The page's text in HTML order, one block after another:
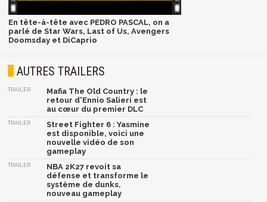
En tête-à-tête avec PEDRO PASCAL, on a
parlé de Star Wars, Last of Us, Avengers
Doomsday et DiCaprio
AUTRES TRAILERS
TRAILER
Mafia The Old Country : le
retour d'Ennio Salieri est
au cœur du premier DLC
TRAILER
Street Fighter 6 : Yasmine
est disponible, voici une
nouvelle vidéo de son
gameplay
TRAILER
NBA 2K27 revoit sa
défense et transforme le
système de dunks,
nouveau gameplay